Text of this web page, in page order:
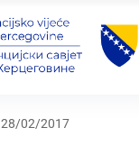
28/02/2017